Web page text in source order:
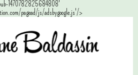
1470782825684808'
pagead/js/adsbygoogle.js'/>